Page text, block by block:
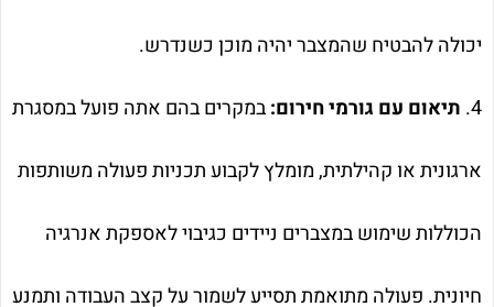
יכולה להבטיח שהמצבר יהיה מוכן כשנדרש.
4. תיאום עם גורמי חירום:במקרים בהם אתה פועל במסגרת
ארגונית או קהילתית, מומלץ לקבוע תכניות פעולה משותפות
הכוללות שימוש במצברים ניידים כגיבוי לאספקת אנרגיה
חיונית. פעולה מתואמת תסייע לשמור על קצב העבודה ותמנע